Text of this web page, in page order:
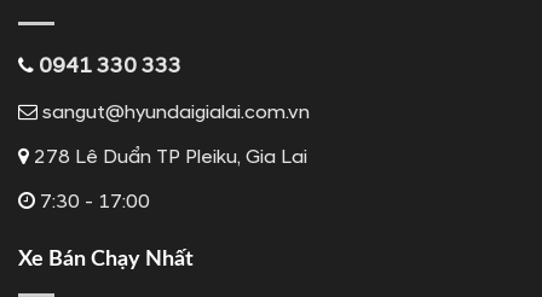
0941 330 333
sangut@hyundaigialai.com.vn
278 Lê Duẩn TP Pleiku, Gia Lai
7:30 - 17:00
Xe Bán Chạy Nhất